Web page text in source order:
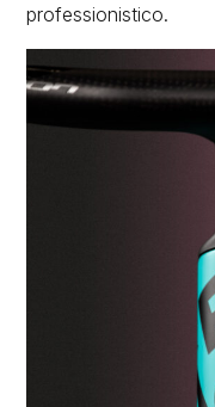
professionistico.